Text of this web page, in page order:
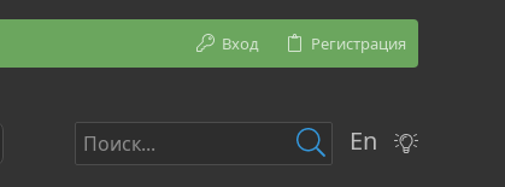
Вход Регистрация
En